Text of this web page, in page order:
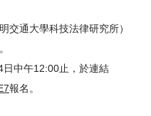
交通大學科技法律研究所）
中午12:00止，於連結
報名。